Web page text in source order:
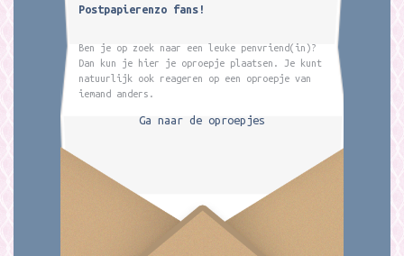
Postpapierenzo fans!
Ben je op zoek naar een leuke penvriend(in)?
Dan kun je hier je oproepje plaatsen. Je kunt
natuurlijk ook reageren op een oproepje van
iemand anders.
Ga naar de oproepjes